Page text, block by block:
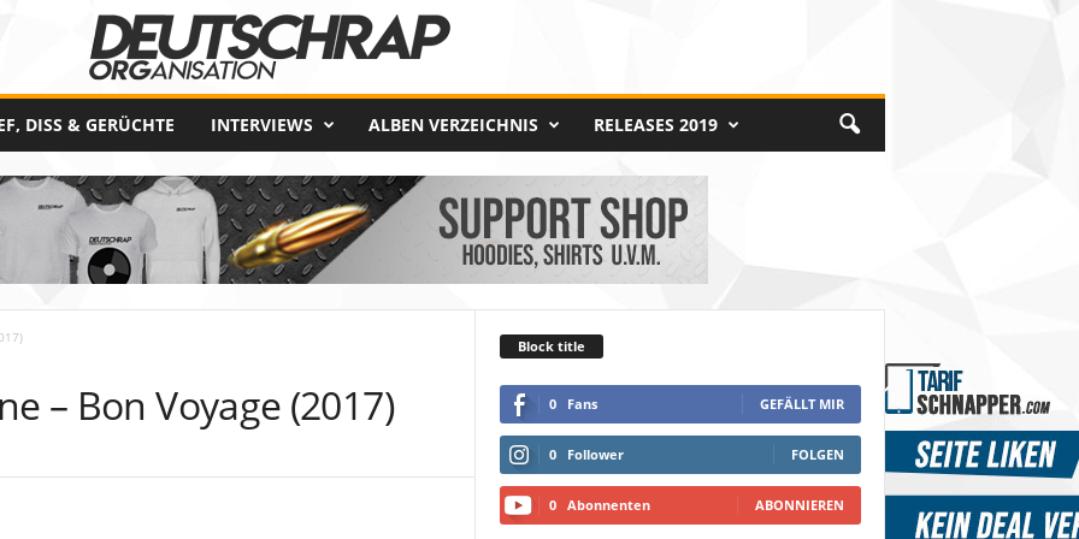
DISS & GERÜCHTE INTERVIEWS ALBEN VERZEICHNIS RELEASES 2019
– Bon Voyage (2017)
Block title
0 Fans GEFÄLLT MIR
0 Follower FOLGEN
0 Abonnenten ABONNIEREN